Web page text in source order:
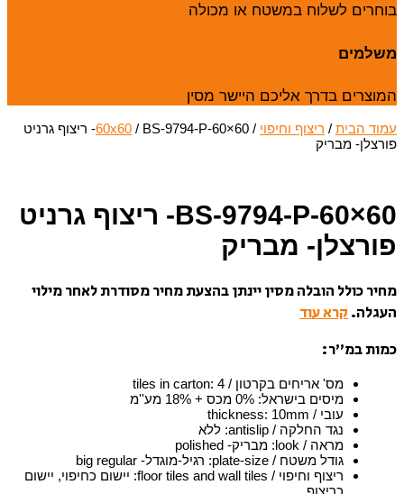
בוחרים לשלוח במשטח או מכולה
משלמים
המוצרים בדרך אליכם היישר מסין
עמוד הבית / ריצוף וחיפוי /
60x60/ BS-9794-P-60×60- ריצוף גרניט
פורצלן- מבריק
BS-9794-P-60×60- ריצוף גרניט
פורצלן- מבריק
מחיר כולל הובלה מסין יינתן בהצעת מחיר מסודרת לאחר מילוי
העגלה. קרא עוד
כמות במ”ר:
מס' אריחים בקרטון / tiles in carton :4
מיסים בישראל: 0% מכס + 18% מע''מ
עובי / thickness
: 10mm
נגד החלקה / antislip
: ללא
מראה / look
: מבריק- polished
גודל משטח / plate-size
: רגיל-מוגדל- big regular
ריצוף וחיפוי / floor tiles and wall tiles
: יישום כחיפוי, יישום
כריצוף